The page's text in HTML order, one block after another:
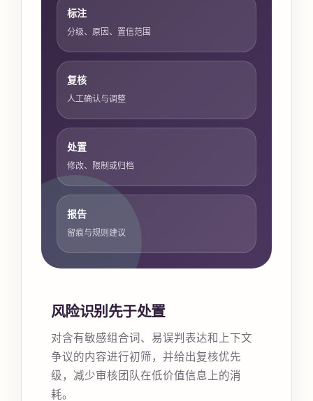
标注
分级、原因、置信范围
复核
人工确认与调整
处置
修改、限制或归档
报告
留痕与规则建议
风险识别先于处置
对含有敏感组合词、易误判表达和上下文
争议的内容进行初筛，并给出复核优先
级，减少审核团队在低价值信息上的消
耗。